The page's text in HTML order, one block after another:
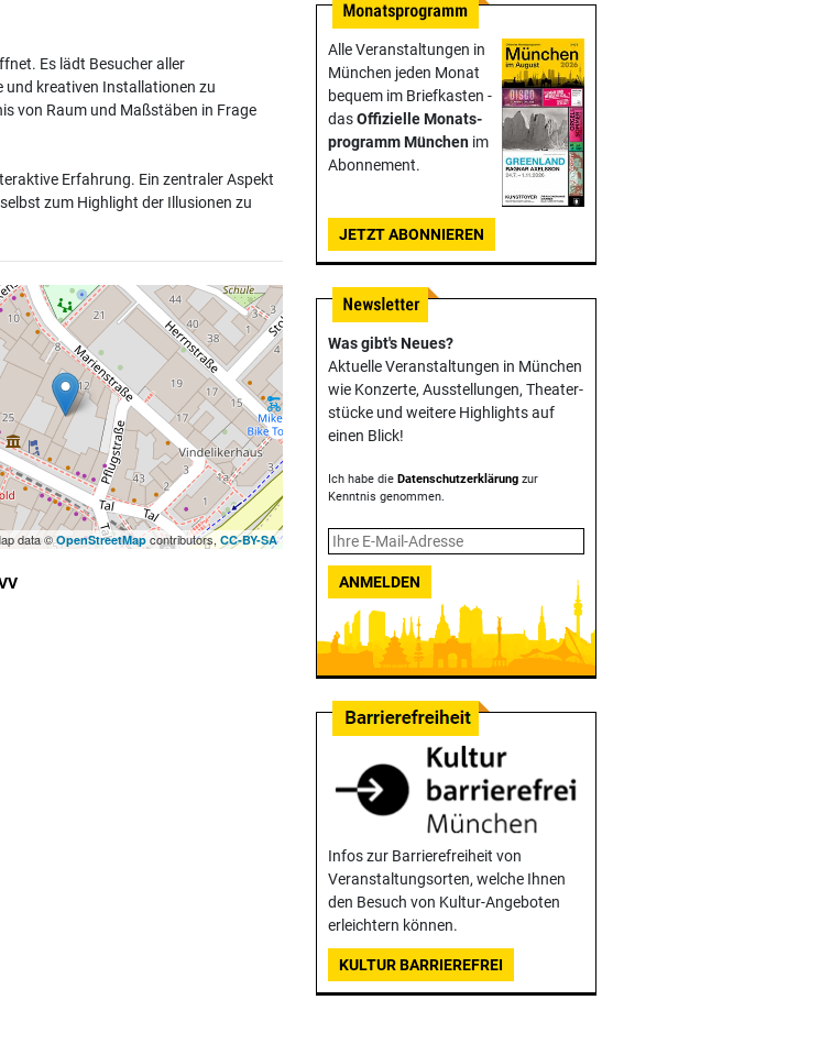
Es lädt Besucher aller
und kreativen Installationen zu
von Raum und Maßstäben in Frage
Erfahrung. Ein zentraler Aspekt
zum Highlight der Illusionen zu
data ©OpenStreetMap contributors, CC-BY-SA
Alle Veranstaltungen in
München jeden Monat
bequem im Briefkasten -
dasOffizielle Monats­
programm München im
Abonnement.
JETZT ABONNIEREN
Was gibt's Neues?
Aktuelle Veranstaltungen in München
wie Konzerte, Ausstellungen, Theater­
stücke und weitere Highlights auf
einen Blick!
Ich habe die Datenschutzerklärung zur
Kenntnis genommen.
ANMELDEN
Infos zur Barrierefreiheit von
Veranstaltungsorten, welche Ihnen
den Besuch von Kultur-Angeboten
erleichtern können.
KULTUR BARRIEREFREI